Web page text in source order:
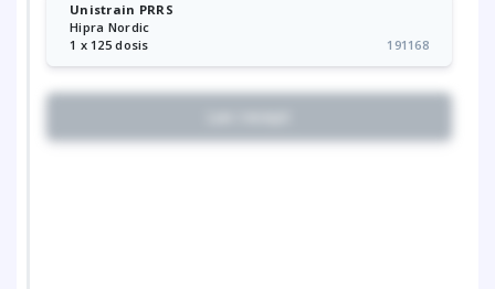
Unistrain PRRS
Hipra Nordic
1 x 125 dosis
191168